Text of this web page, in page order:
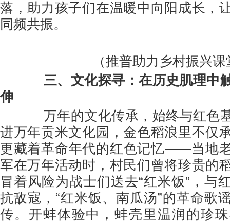
落，助力孩子们在温暖中向阳成长，
同频共振。
（推普助力乡村振兴
三、 文化探寻：在历史肌理中
伸
万年的文化传承，始终与红色
进万年贡米文化园，金色稻浪里不仅
更藏着革命年代的红色记忆——当地
军在万年活动时，村民们曾将珍贵的
冒着风险为战士们送去“红米饭”，与
抗敌寇，“红米饭、南瓜汤”的革命歌
传。开蚌体验中，蚌壳里温润的珍